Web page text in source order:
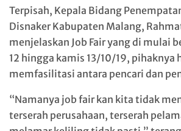
Terpisah, Kepala Bidang
Disnaker Kabupaten Malang,
menjelaskan Job Fair yang di mulai
12 hingga kamis 13/10/19, pihaknya
memfasilitasi antara pencari dan
“Namanya job fair kan kita tidak
terserah perusahaan, terserah